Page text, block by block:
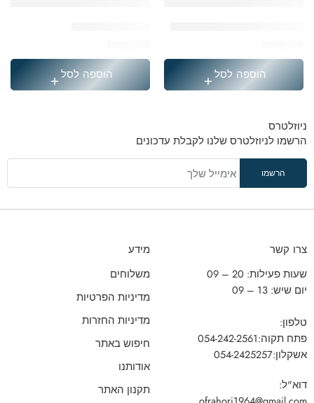
הוספה לסל הוספה לסל
ניוזלטרס
הרשמו לניוזלטרס שלנו לקבלת עדכונים
צרו קשר
שעות פעילות: 20 – 09
יום שיש: 13 – 09
טלפון:
פתח תקוה:054-242-2561
אשקלון:054-2425257
דוא"ל:
מידע
משלוחים
מדיניות הפרטיות
מדיניות החזרות
חיפוש באתר
אודותנו
תקנון האתר